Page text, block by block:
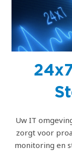
Uw IT
zorgt voor
monitoring en